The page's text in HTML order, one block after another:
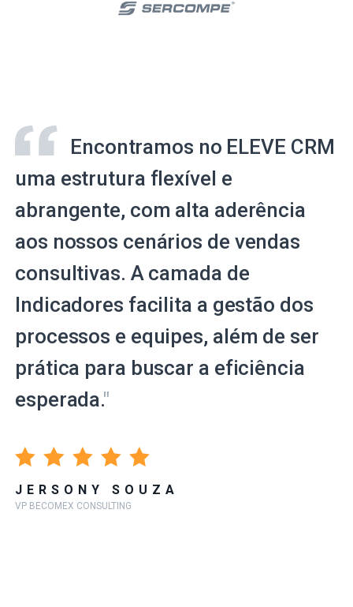
Encontramos no ELEVE CRM
uma estrutura flexível e
abrangente, com alta aderência
aos nossos cenários de vendas
consultivas. A camada de
Indicadores facilita a gestão dos
processos e equipes, além de ser
prática para buscar a eficiência
esperada."
JERSONY SOUZA
VP BECOMEX CONSULTING